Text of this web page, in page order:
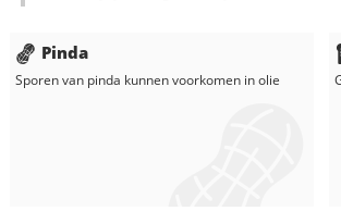
Pinda
Sporen van pinda kunnen voorkomen inolie